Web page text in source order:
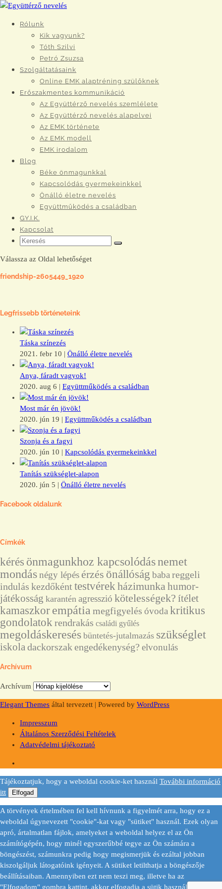
Rólunk
Kik vagyunk?
Tóth Szilvi
Petró Zsuzsa
Szolgáltatásaink
Online EMK alaptréning szülőknek
Erőszakmentes kommunikáció
Az Együttérző nevelés szemlélete
Az Együttérző nevelés alapelvei
Az EMK története
Az EMK modell
EMK irodalom
Blog
Béke önmagunkkal
Kapcsolódás gyermekeinkkel
Önálló életre nevelés
Együttműködés a családban
GY.I.K.
Kapcsolat
Válassza az Oldal lehetőséget
friendship-2605449_1920
Legfrissebb történeteink
Táska színezés
2021. febr 10 | Önálló életre nevelés
Anya, fáradt vagyok!
2020. aug 6 | Együttműködés a családban
Most már én jövök!
2020. jún 19 | Együttműködés a családban
Szonja és a fagyi
2020. jún 10 | Kapcsolódás gyermekeinkkel
Tanítás szükséglet-alapon
2020. jún 5 | Önálló életre nevelés
Facebook oldalunk
Címkék
kérés önmagunkhoz kapcsolódásnemet
mondásnégy lépés érzés önállóság baba reggeli
indulás kezdőként testvérek házimunka humor-
játékosság karantén agresszió kötelességek? ítélet
kamaszkor empátia megfigyelés óvoda kritikus
gondolatok rendrakás családi gyűlés
megoldáskeresés büntetés-jutalmazás szükséglet
iskola dackorszak engedékenység? elvonulás
Archívum
Archívum
Elegant Themes által tervezett | Powered by WordPress
Impresszum
Általános Szerződési Feltételek
Adatvédelmi tájékoztató
Tájékoztatjuk, hogy a weboldal cookie-ket használ További információ
itt
Elfogad
A törvények értelmében fel kell hívnunk a figyelmét arra, hogy ez a
weboldal úgynevezett "cookie"-kat vagy "sütiket" használ. Ezek olyan
apró, ártalmatlan fájlok, amelyeket a weboldal helyez el az Ön
számítógépén, hogy minél egyszerűbbé tegye az Ön számára a
böngészést, számunkra pedig hogy megismerjük és ezáltal jobban
kiszolgáljuk látogatóink igényeit. A sütiket letilthatja a böngészője
beállításaiban. Amennyiben ezt nem teszi meg, illetve ha az
"Elfogadom" gombra kattint, akkor elfogadja a sütik használatát.